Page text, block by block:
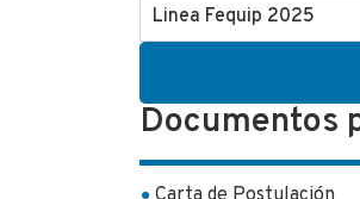
Linea Fequip 2025
Documentos